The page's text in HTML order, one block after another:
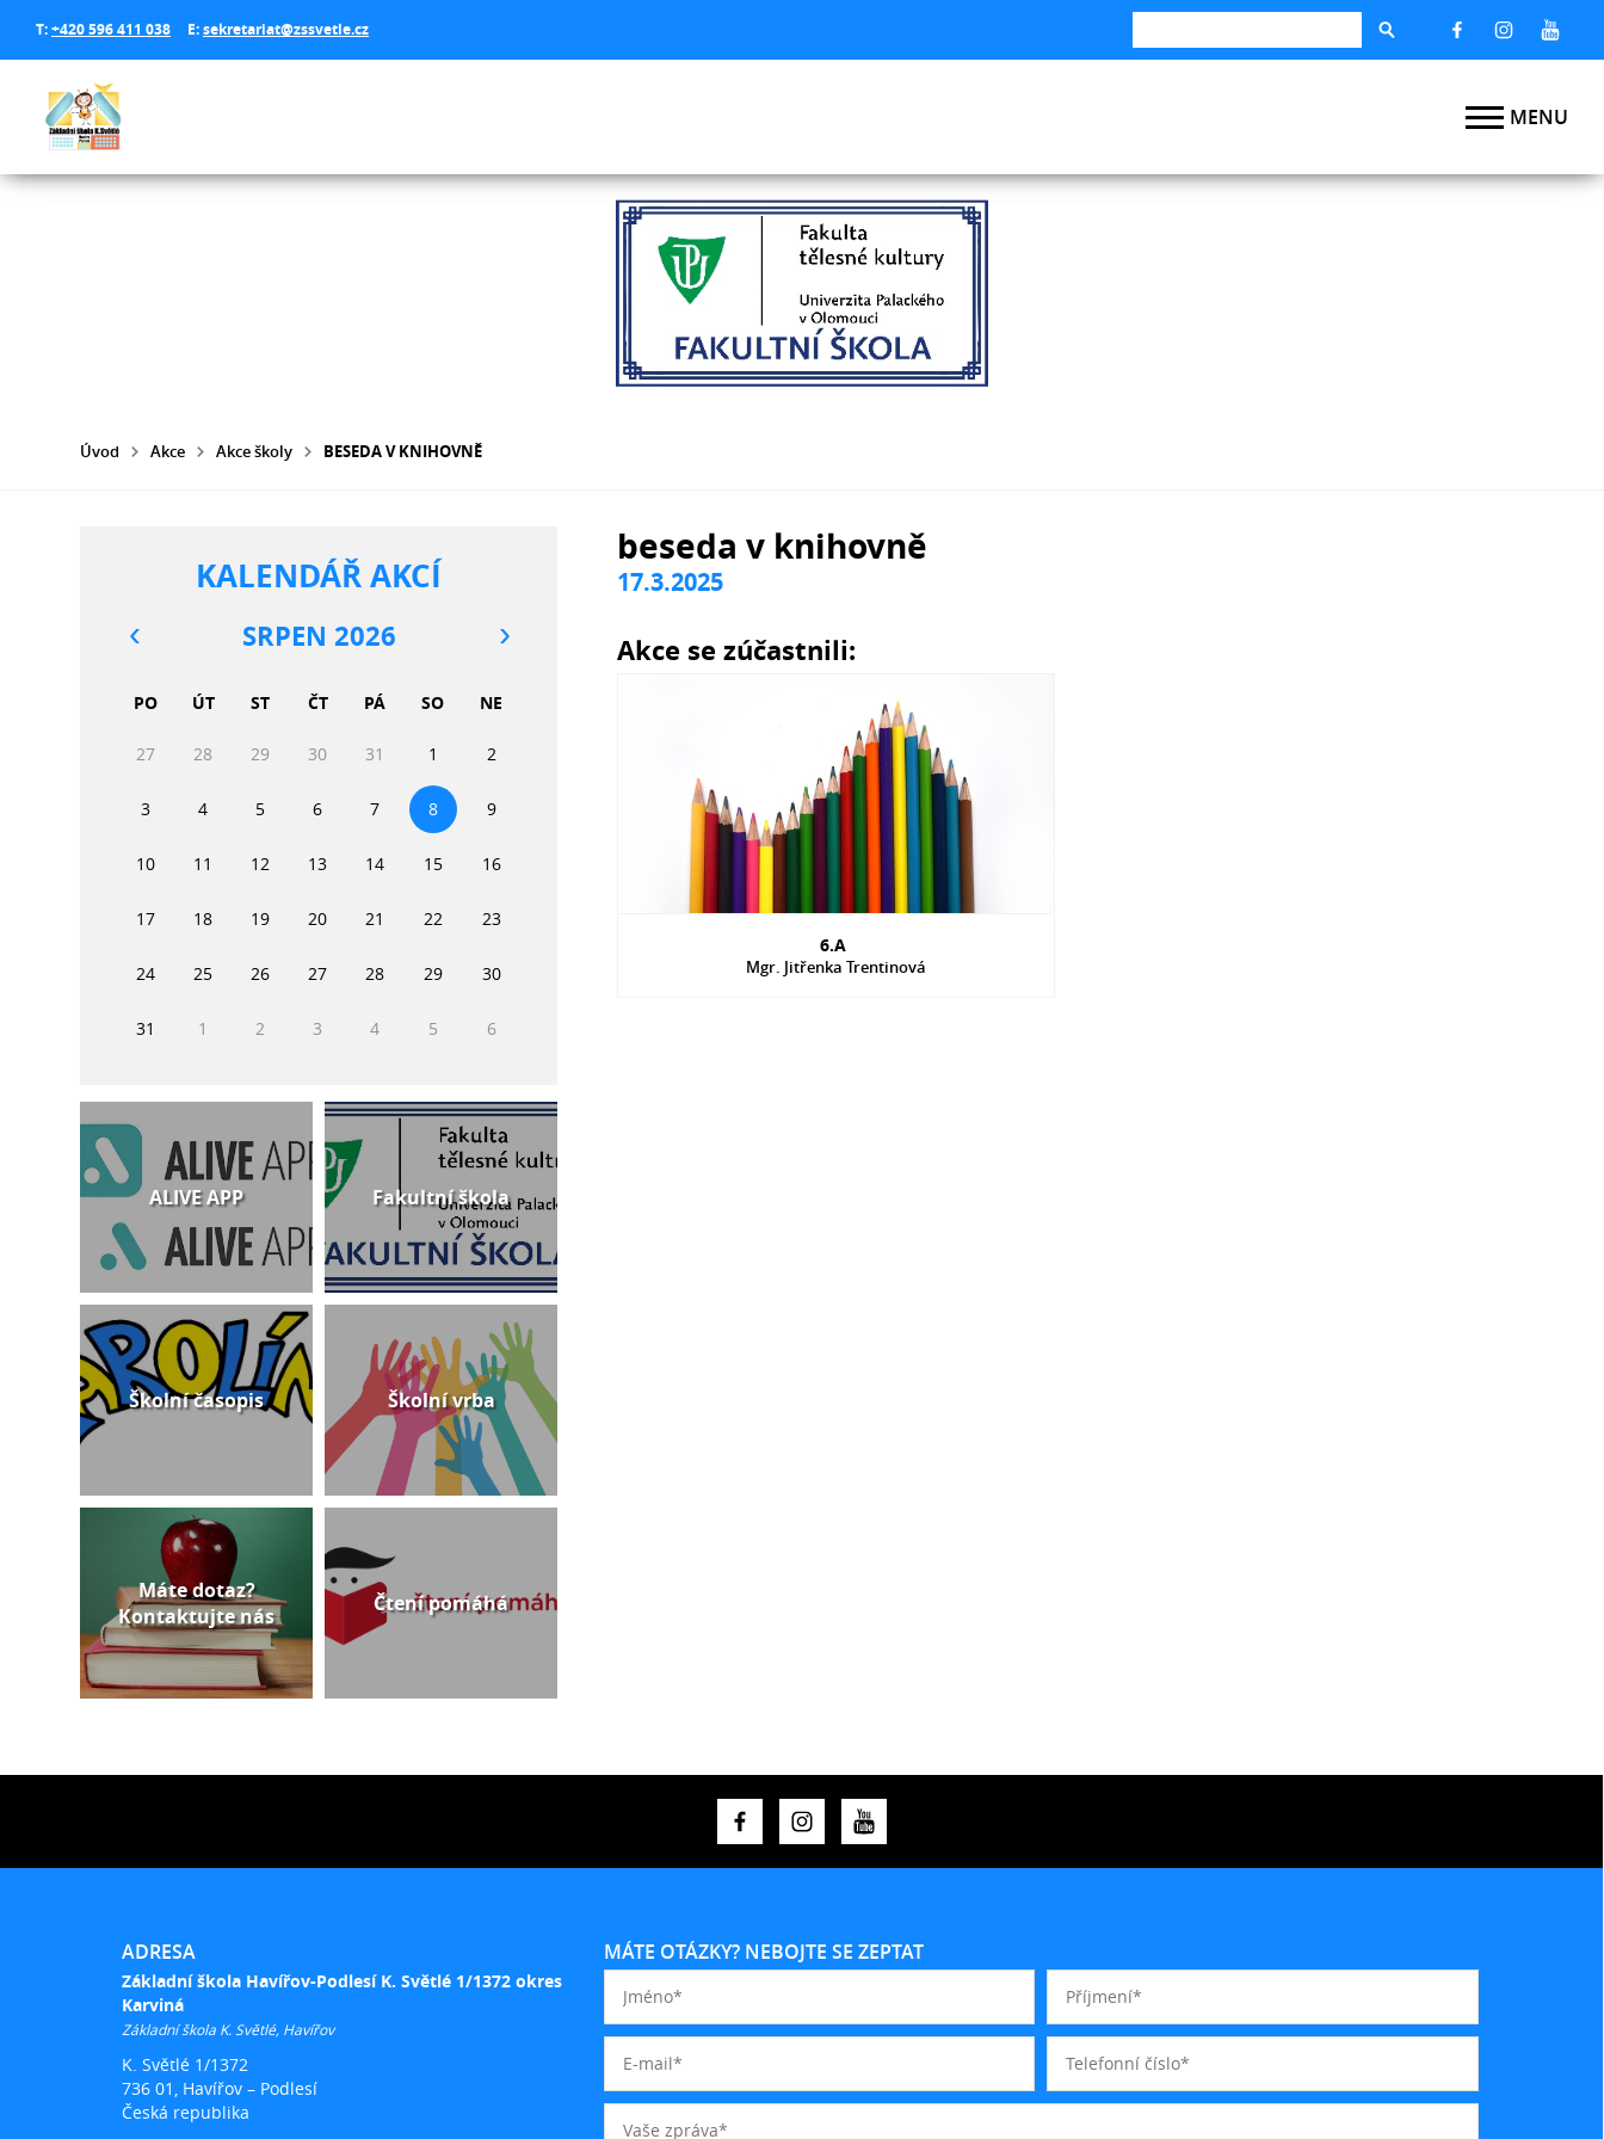
T:+420 596 411 038 E:sekretariat@zssvetle.cz
Úvod Akce Akce školy BESEDA V KNIHOVNĚ
beseda v knihovně
17.3.2025
Akce se zúčastnili:
6.A
Mgr. Jitřenka Trentinová
KALENDÁŘ AKCÍ
SRPEN 2026
PO ÚT ST ČT PÁ SO NE
27 28 29 30 31 1 2
3 4 5 6 7 8 9
10 11 12 13 14 15 16
17 18 19 20 21 22 23
24 25 26 27 28 29 30
31 1 2 3 4 5 6
ALIVE APP Fakultní škola
Školní časopis Školní vrba
Máte dotaz?
Kontaktujte nás
Čtení pomáhá
ADRESA
Základní škola Havířov-Podlesí K. Světlé 1/1372 okres
Karviná
Základní škola K. Světlé, Havířov
K. Světlé 1/1372
736 01, Havířov – Podlesí
Česká republika
MÁTE OTÁZKY? NEBOJTE SE ZEPTAT